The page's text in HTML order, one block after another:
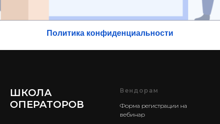
Политика конфиденциальности
ШКОЛА
ОПЕРАТОРОВ
Вендорам
Форма регистрации на
вебинар